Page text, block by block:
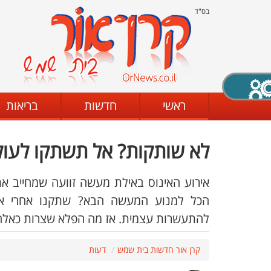
בס"ד
ראשי חדשות בריאות
לא שותקות? אל תשתקו
אירוע האינוס באילת מעשה זוועה שמחייב
הכל למנוע המעשה הבא? שתקנו אחרי
להתעשרות עצמית. אז מה הפלא שצרות
קרן אור חדשות בית שמש דעות
X סגירה
מצב שחור - לבן קביעת ניגודיות
גופן קריא הגדלת האתר